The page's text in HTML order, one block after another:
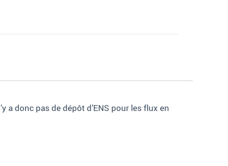
a donc pas de dépôt d’ENS pour les flux en